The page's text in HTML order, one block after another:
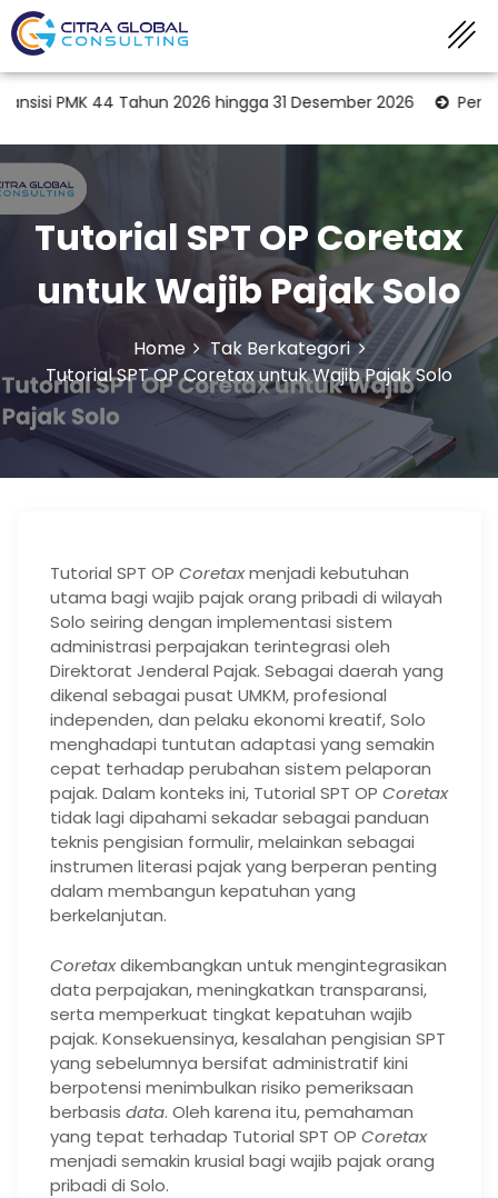
44 Tahun 2026 hingga 31 Desember 2026 Peran KAP
Tutorial SPT OP Coretax
untuk Wajib Pajak Solo
Home
Tak Berkategori
Tutorial SPT OP Coretax untuk Wajib Pajak Solo
Tutorial SPT OP Coretaxmenjadi kebutuhan
utama bagi wajib pajak orang pribadi di wilayah
Solo seiring dengan implementasi sistem
administrasi perpajakan terintegrasi oleh
Direktorat Jenderal Pajak. Sebagai daerah yang
dikenal sebagai pusat UMKM, profesional
independen, dan pelaku ekonomi kreatif, Solo
menghadapi tuntutan adaptasi yang semakin
cepat terhadap perubahan sistem pelaporan
pajak. Dalam konteks ini, Tutorial SPT OP Coretax
tidak lagi dipahami sekadar sebagai panduan
teknis pengisian formulir, melainkan sebagai
instrumen literasi pajak yang berperan penting
dalam membangun kepatuhan yang
berkelanjutan.
Coretaxdikembangkan untuk mengintegrasikan
data perpajakan, meningkatkan transparansi,
serta memperkuat tingkat kepatuhan wajib
pajak. Konsekuensinya, kesalahan pengisian SPT
yang sebelumnya bersifat administratif kini
berpotensi menimbulkan risiko pemeriksaan
berbasis data. Oleh karena itu, pemahaman
yang tepat terhadap Tutorial SPT OP Coretax
menjadi semakin krusial bagi wajib pajak orang
pribadi di Solo.